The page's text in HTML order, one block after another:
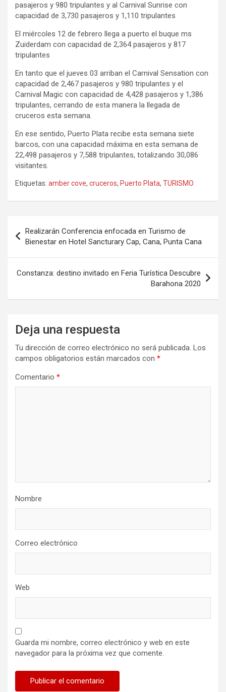
pasajeros y 980 tripulantes y al Carnival Sunrise con
capacidad de 3,730 pasajeros y 1,110 tripulantes
El miércoles 12 de febrero llega a puerto el buque ms
Zuiderdam con capacidad de 2,364 pasajeros y 817
tripulantes
En tanto que el jueves 03 arriban el Carnival Sensation con
capacidad de 2,467 pasajeros y 980 tripulantes y el
Carnival Magic con capacidad de 4,428 pasajeros y 1,386
tripulantes, cerrando de esta manera la llegada de
cruceros esta semana.
En ese sentido, Puerto Plata recibe esta semana siete
barcos, con una capacidad máxima en esta semana de
22,498 pasajeros y 7,588 tripulantes, totalizando 30,086
visitantes.
Etiquetas: amber cove, cruceros, Puerto Plata, TURISMO
de
entradas
Realizarán Conferencia enfocada en Turismo de
Bienestar en Hotel Sancturary Cap, Cana, Punta Cana
Constanza: destino invitado en Feria Turística Descubre
Barahona 2020
Deja una respuesta
Tu dirección de correo electrónico no será publicada. Los
campos obligatorios están marcados con *
Comentario *
Nombre
Correo electrónico
Web
Guarda mi nombre, correo electrónico y web en este
navegador para la próxima vez que comente.